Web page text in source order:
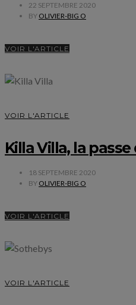
22 SEPTEMBRE 2020
BY OLIVIER-BIG O
VOIR L'ARTICLE
VOIR L'ARTICLE
Killa Villa, la
18 SEPTEMBRE 2020
BY OLIVIER-BIG O
VOIR L'ARTICLE
VOIR L'ARTICLE